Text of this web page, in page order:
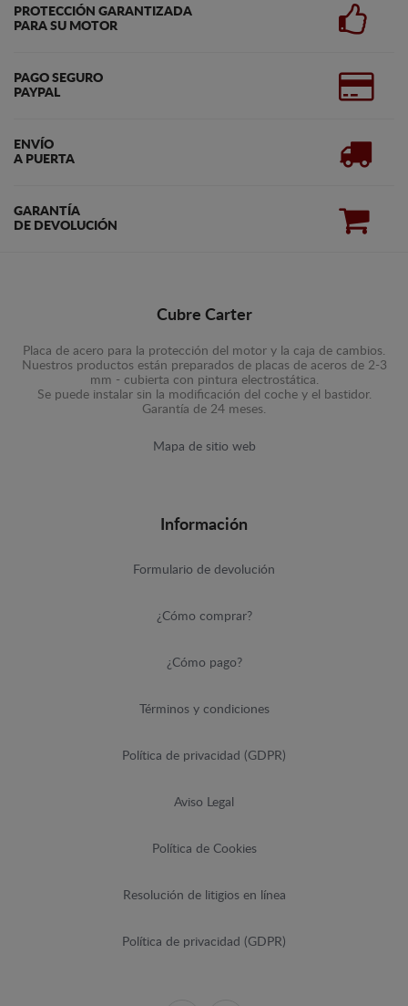
PROTECCIÓN GARANTIZADA
PARA SU MOTOR
PAGO SEGURO
PAYPAL
ENVÍO
A PUERTA
GARANTÍA
DE DEVOLUCIÓN
Cubre Carter
Placa de acero para la protección del motor y la caja de cambios.
Nuestros productos están preparados de placas de aceros de 2-3
mm - cubierta con pintura electrostática.
Se puede instalar sin la modificación del coche y el bastidor.
Garantía de 24 meses.
Mapa de sitio web
Información
Formulario de devolución
¿Cómo comprar?
¿Cómo pago?
Términos y condiciones
Política de privacidad (GDPR)
Aviso Legal
Política de Cookies
Resolución de litigios en línea
Política de privacidad (GDPR)